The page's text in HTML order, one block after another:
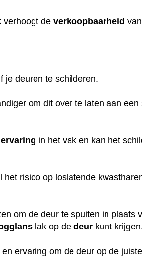
verhoogt deverkoopbaarheid
je deuren te schilderen.
om dit over te laten aan een
ervaring in het vak en kan het
het risico op loslatende
om de deur te spuiten in plaats
lak op dedeur kunt krijgen.
ervaring om de deur op de